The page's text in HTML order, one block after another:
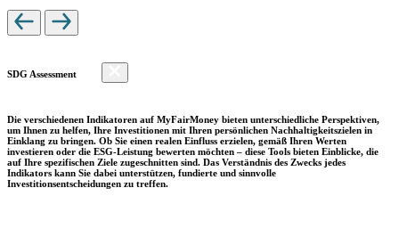
SDG Assessment
Die verschiedenen Indikatoren auf MyFairMoney bieten unterschiedliche Perspektiven,
um Ihnen zu helfen, Ihre Investitionen mit Ihren persönlichen Nachhaltigkeitszielen in
Einklang zu bringen. Ob Sie einen realen Einfluss erzielen, gemäß Ihren Werten
investieren oder die ESG-Leistung bewerten möchten – diese Tools bieten Einblicke, die
auf Ihre spezifischen Ziele zugeschnitten sind. Das Verständnis des Zwecks jedes
Indikators kann Sie dabei unterstützen, fundierte und sinnvolle
Investitionsentscheidungen zu treffen.